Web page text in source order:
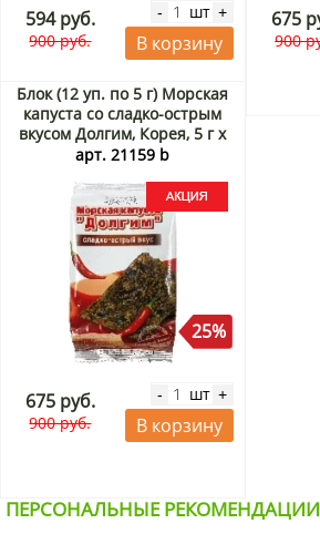
594 руб.
900 руб.
- шт +
В корзину
675
900
Блок (12 уп. по 5 г) Морская
капуста со сладко-острым
вкусом Долгим, Корея, 5 г х
12 шт. Акция
арт. 21159 b
25%
675 руб.
900 руб.
- шт +
В корзину
ПЕРСОНАЛЬНЫЕ РЕКОМЕНДАЦИИ